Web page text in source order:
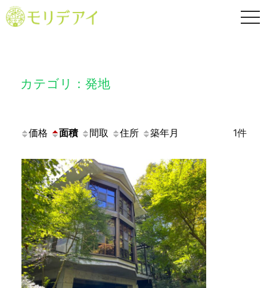
カテゴリ：発地
価格 面積 間取 住所 築年月 1件